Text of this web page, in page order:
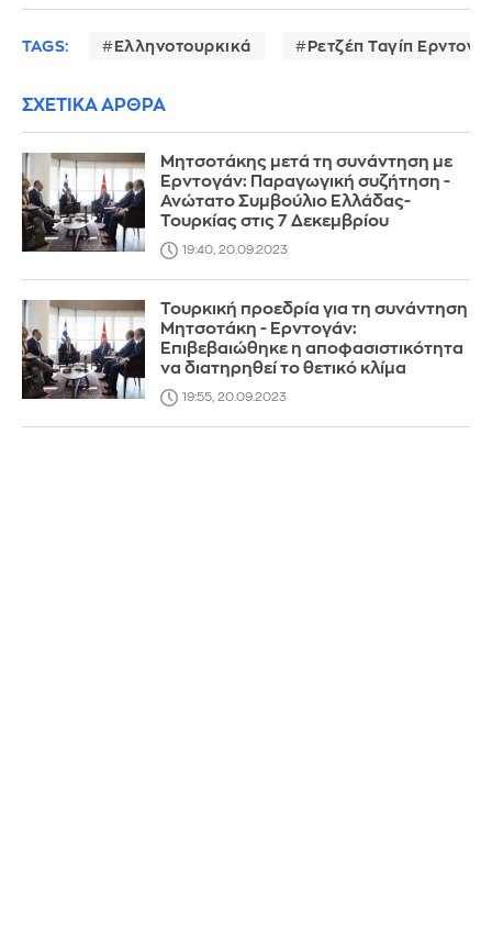
TAGS: Ελληνοτουρκικά Ρετζέπ Ταγίπ
ΣΧΕΤΙΚΑ ΑΡΘΡΑ
Μητσοτάκης μετά τη συνάντηση με
Ερντογάν: Παραγωγική συζήτηση -
Ανώτατο Συμβούλιο Ελλάδας-
Τουρκίας στις 7 Δεκεμβρίου
19:40, 20.09.2023
Τουρκική προεδρία για τη συνάντηση
Μητσοτάκη - Ερντογάν:
Επιβεβαιώθηκε η αποφασιστικότητα
να διατηρηθεί το θετικό κλίμα
19:55, 20.09.2023